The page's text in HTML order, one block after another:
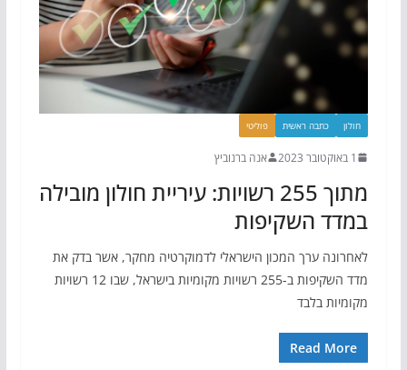
חולון כתבה ראשית פוליטי
1 באוקטובר 2023 אנה ברנוביץ
מתוך 255 רשויות: עיריית חולון מובילה
במדד השקיפות
לאחרונה ערך המכון הישראלי לדמוקרטיה מחקר, אשר בדק את
מדד השקיפות ב-255 רשויות מקומיות בישראל, שבו 12 רשויות
מקומיות בלבד
Read More